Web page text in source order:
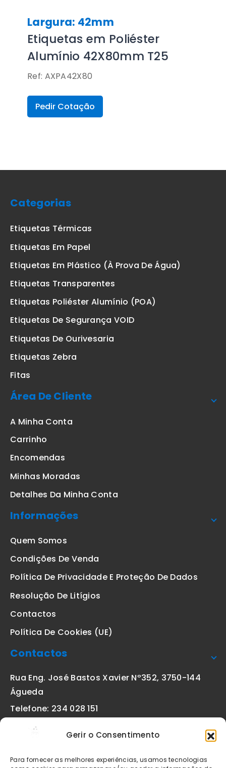
Gerir o Consentimento
Para fornecer as melhores experiências, usamos tecnologias
Largura: 42mm
Etiquetas em Poliéster
Alumínio 42X80mm T25
Ref: AXPA42X80
Pedir Cotação
Categorias
Etiquetas Térmicas
Etiquetas Em Papel
Etiquetas Em Plástico (à Prova De Água)
Etiquetas Transparentes
Etiquetas Poliéster Alumínio (POA)
Etiquetas De Segurança VOID
Etiquetas De Ourivesaria
Etiquetas Zebra
Fitas
Área De Cliente
A Minha Conta
Carrinho
Encomendas
Minhas Moradas
Detalhes Da Minha Conta
Informações
Quem Somos
Condições De Venda
Política De Privacidade E Proteção De Dados
Resolução De Litígios
Contactos
Política De Cookies (UE)
Contactos
Rua Eng. José Bastos Xavier Nº352, 3750-144
Águeda
Telefone: 234 028 151
geral@etiquetas-online.pt